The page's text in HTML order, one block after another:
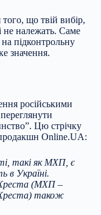
що твій вибір,
не належать. Саме
підконтрольну
значення.
російськими
Цю стрічку
продакшн Online.UA:
такі як МХП, є
в Україні.
(МХП –
також